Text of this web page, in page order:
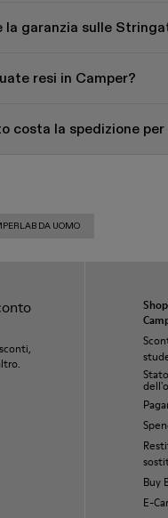
la garanzia sulle
resi in Camper?
costa la spedizione
DA UOMO
Stato
Buy
E-